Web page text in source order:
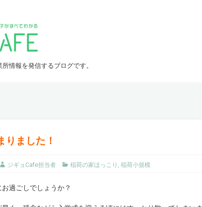
情報を発信するブログです。
りました！
ジギョCafe担当者 稲荷の家ほっこり , 稲荷小規模
過ごしでしょうか？